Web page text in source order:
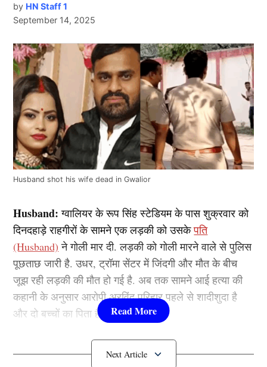
by HN Staff 1
September 14, 2025
Husband shot his wife dead in Gwalior
Husband: ग्वालियर के रूप सिंह स्टेडियम के पास शुक्रवार को
दिनदहाड़े राहगीरों के सामने एक लड़की को उसकेपति
(Husband) ने गोली मार दी. लड़की को गोली मारने वाले से पुलिस
पूछताछ जारी है. उधर, ट्रॉमा सेंटर में जिंदगी और मौत के बीच
जूझ रही लड़की की मौत हो गई है. अब तक सामने आई हत्या की
कहानी के अनुसार आरोपी अरविंद परिहार पहले से शादीशुदा है
और दो बच्चों का पिता है.
जानें क्यों ली पत्नी की जान?